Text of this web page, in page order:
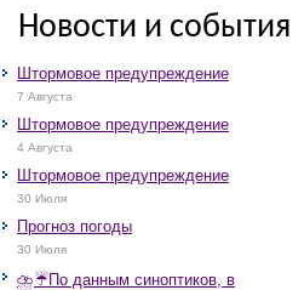
Новости и события
Штормовое предупреждение
7 Августа
Штормовое предупреждение
4 Августа
Штормовое предупреждение
30 Июля
Прогноз погоды
30 Июля
⛈️☔️По данным синоптиков, в